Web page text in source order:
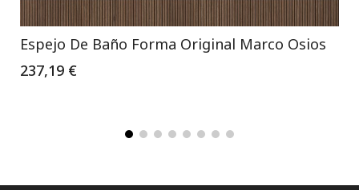
Espejo De Baño Forma Original Marco Osios
237,19 €